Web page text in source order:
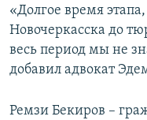
«Долгое время
Новочеркасска до
весь период мы не
добавил адвокат
Ремзи Бекиров –